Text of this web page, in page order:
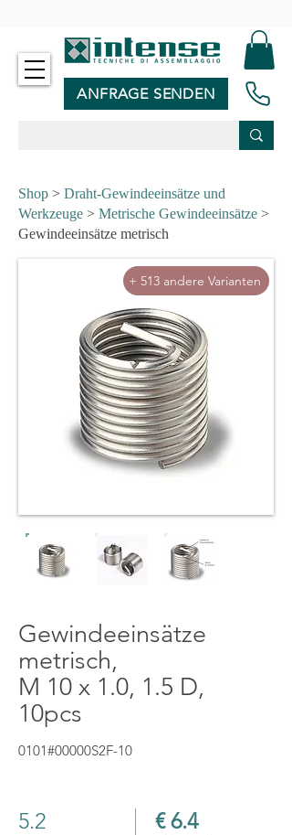
ANFRAGE SENDEN
Shop > Draht-Gewindeeinsätze und
Werkzeuge > Metrische Gewindeeinsätze >
Gewindeeinsätze metrisch
+ 513 andere Varianten
Gewindeeinsätze
metrisch,
M 10 x 1.0, 1.5 D,
10pcs
0101#00000S2F-10
5.2 € 6.4